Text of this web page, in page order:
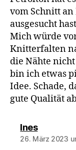
vom Schnitt
ausgesucht
Mich würde
Knitterfalten
die Nähte
bin ich etwas
Idee. Schade,
gute Qualität
Inessagt:
26. März 2023